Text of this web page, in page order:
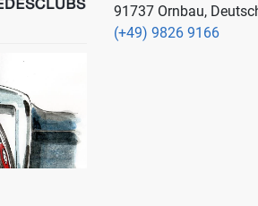
91737 Ornbau,
(+49) 9826 9166